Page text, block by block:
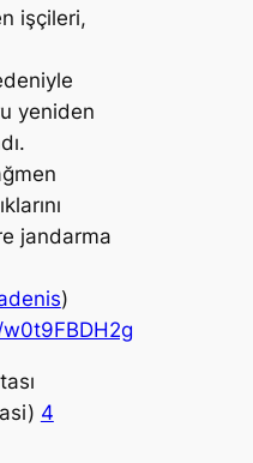
işçileri,
yeniden
jandarma
)
4